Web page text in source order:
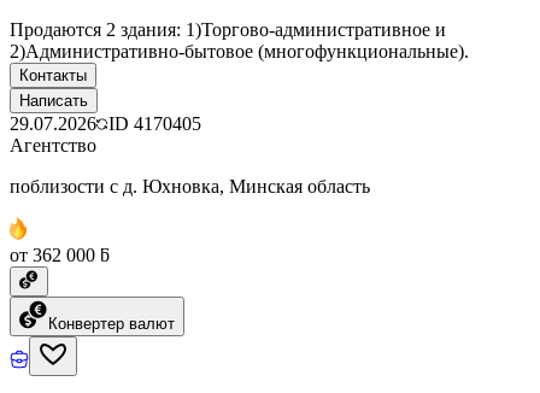
Продаются 2 здания: 1)Торгово-административное и
2)Административно-бытовое (многофункциональные).
Контакты
Написать
29.07.2026 ID 4170405
Агентство
поблизости с д. Юхновка, Минская область
от 362 000 ƃ
Конвертер валют